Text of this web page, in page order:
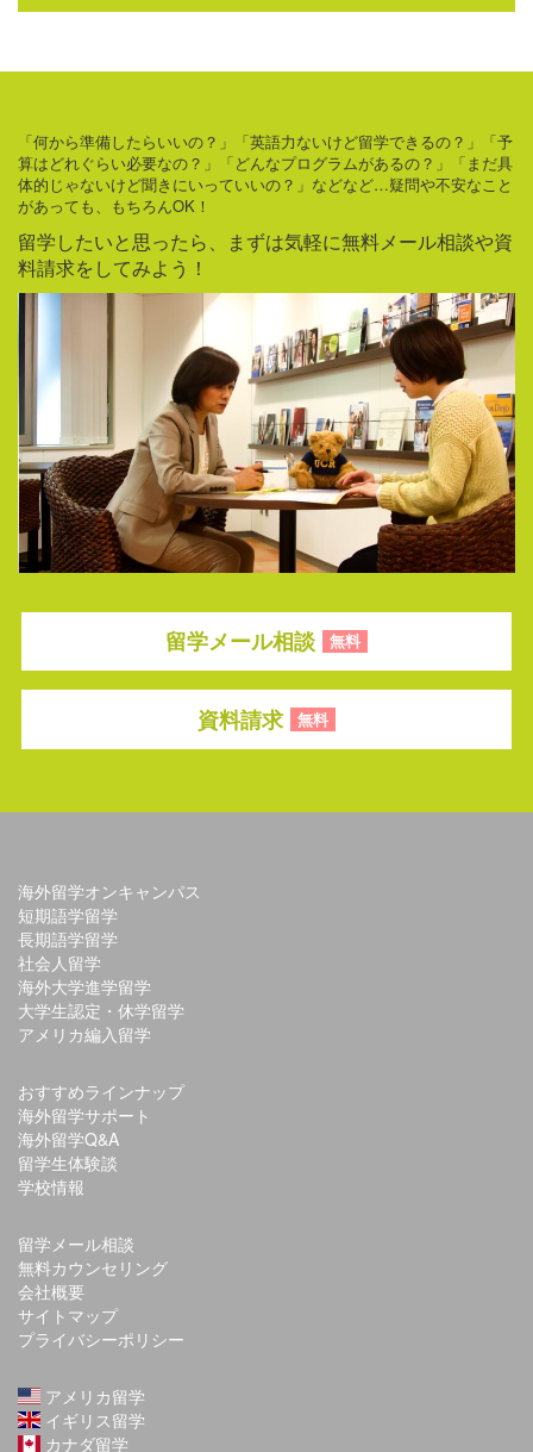
「何から準備したらいいの？」「英語力ないけど留学できるの？」「予
算はどれぐらい必要なの？」「どんなプログラムがあるの？」「まだ具
体的じゃないけど聞きにいっていいの？」などなど…疑問や不安なこと
があっても、もちろんOK！
留学したいと思ったら、まずは気軽に無料メール相談や資
料請求をしてみよう！
留学メール相談 無料
資料請求 無料
海外留学オンキャンパス
短期語学留学
長期語学留学
社会人留学
海外大学進学留学
大学生認定・休学留学
アメリカ編入留学
おすすめラインナップ
海外留学サポート
海外留学Q&A
留学生体験談
学校情報
留学メール相談
無料カウンセリング
会社概要
サイトマップ
プライバシーポリシー
アメリカ留学
イギリス留学
カナダ留学